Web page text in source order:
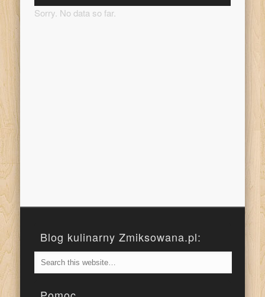
Sorry. No data so far.
Blog kulinarny Zmiksowana.pl: